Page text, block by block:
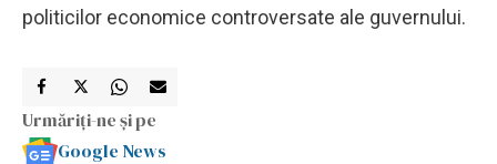
politicilor economice controversate ale guvernului.
Urmăriți-ne și pe
Google News